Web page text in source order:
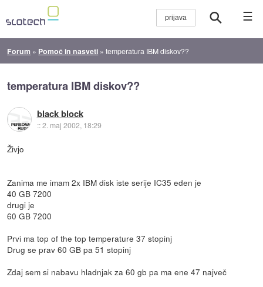
☰
Forum » Pomoč in nasveti »temperatura IBM diskov??
temperatura IBM diskov??
black block
::2. maj 2002, 18:29
Živjo
Zanima me imam 2x IBM disk iste serije IC35 eden je
40 GB 7200
drugi je
60 GB 7200
Prvi ma top of the top temperature 37 stopinj
Drug se prav 60 GB pa 51 stopinj
Zdaj sem si nabavu hladnjak za 60 gb pa ma ene 47 največ